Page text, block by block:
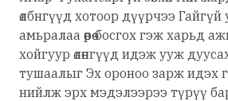
өлбнгүүд хотоор дүүрчээ
амьралаа өөрөө босгох гэж харьд
хойгуур өлөнгүүд идэж ууж
тушаалыг Эх ороноо зарж идэх
нийлж эрх мэдэлээрээ түрүү